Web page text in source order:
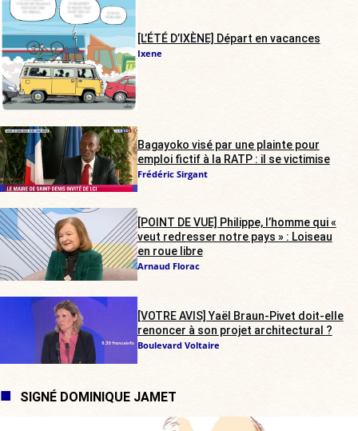
[L’ÉTÉ D’IXÈNE] Départ en vacances
Ixene
Bagayoko visé par une plainte pour
emploi fictif à la RATP : il se victimise
Frédéric Sirgant
[POINT DE VUE] Philippe, l’homme qui «
veut redresser notre pays » : Loiseau
en roue libre
Arnaud Florac
[VOTRE AVIS] Yaël Braun-Pivet doit-elle
renoncer à son projet architectural ?
Boulevard Voltaire
SIGNÉ DOMINIQUE JAMET